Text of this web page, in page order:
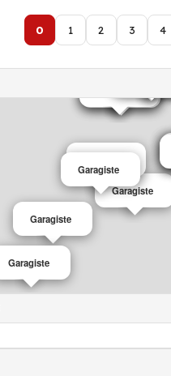
0 1 2 3 4
Garagiste
Garagiste
Garagiste
Garagiste